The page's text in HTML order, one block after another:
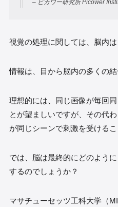
– ピカワー研究所 Picower
視覚の処理に関しては、脳内は
情報は、目から脳内の多くの
理想的には、同じ画像が毎回
とが望ましいですが、その代
が同じシーンで刺激を受けるこ
では、脳は最終的にどのよう
するのでしょうか？
マサチューセッツ工科大学（